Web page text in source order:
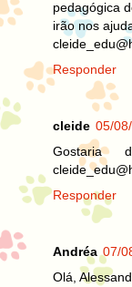
pedagógica
irão nos
Responder
cleide 05/
Gostaria
Responder
Andréa 07/
Olá,